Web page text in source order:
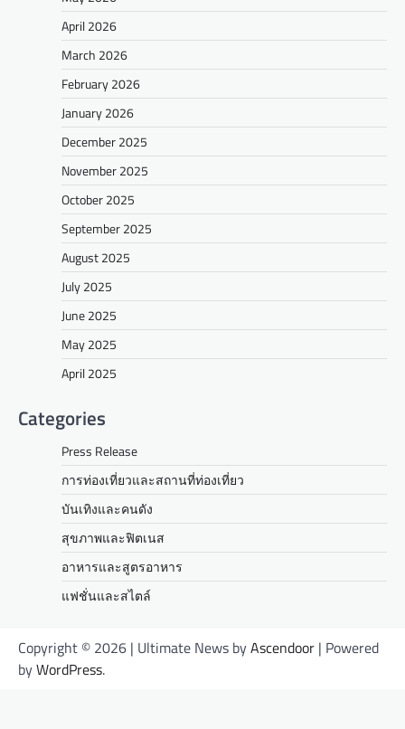
April 2026
March 2026
February 2026
January 2026
December 2025
November 2025
October 2025
September 2025
August 2025
July 2025
June 2025
May 2025
April 2025
Categories
Press Release
การท่องเที่ยวและสถานที่ท่องเที่ยว
บันเทิงและคนดัง
สุขภาพและฟิตเนส
อาหารและสูตรอาหาร
แฟชั่นและสไตล์
Copyright © 2026 | Ultimate News byAscendoor | Powered
byWordPress.